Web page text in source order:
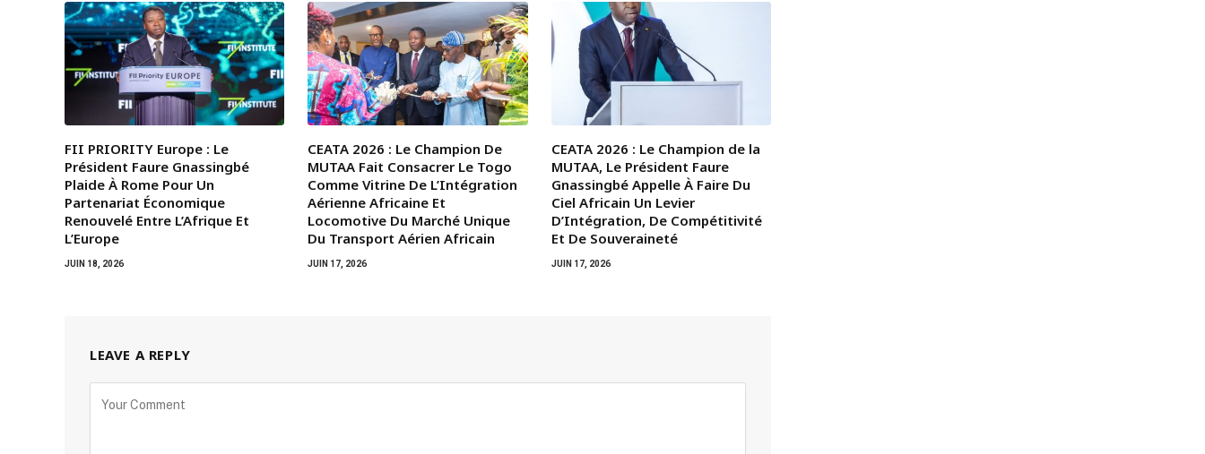
FII PRIORITY Europe : Le
Président Faure Gnassingbé
Plaide À Rome Pour Un
Partenariat Économique
Renouvelé Entre L’Afrique Et
L’Europe
JUIN 18, 2026
CEATA 2026 : Le Champion De
MUTAA Fait Consacrer Le Togo
Comme Vitrine De L’Intégration
Aérienne Africaine Et
Locomotive Du Marché Unique
Du Transport Aérien Africain
JUIN 17, 2026
CEATA 2026 : Le Champion de la
MUTAA, Le Président Faure
Gnassingbé Appelle À Faire Du
Ciel Africain Un Levier
D’Intégration, De Compétitivité
Et De Souveraineté
JUIN 17, 2026
LEAVE A REPLY